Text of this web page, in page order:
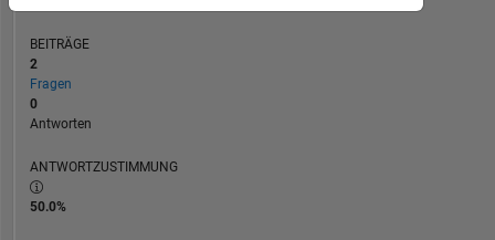
BEITRÄGE
2
Fragen
0
Antworten
ANTWORTZUSTIMMUNG
50.0%